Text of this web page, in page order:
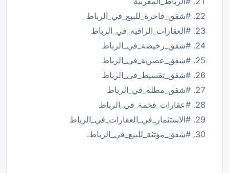
#شقق_فاخرة_للبيع_في_الرباط
#العقارات_الراقية_في_الرباط
#شقق_رخيصة_في_الرباط
#شقق_عصرية_في_الرباط
#شقق_تقسيط_في_الرباط
#شقق_مطلة_في_الرباط
#عقارات_فخمة_في_الرباط
#الاستثمار_في_العقارات_في_الرباط
#شقق_مؤثثة_للبيع_في_الرباط.